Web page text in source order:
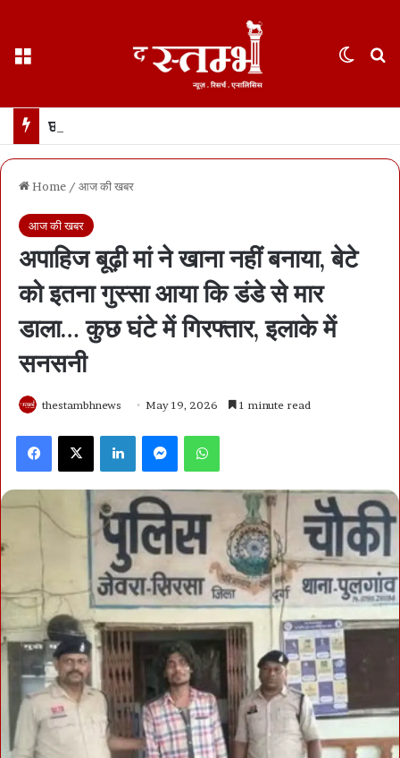
Home / आज की खबर
आज की खबर
अपाहिज बूढ़ी मां ने खाना नहीं बनाया, बेटे
को इतना गुस्सा आया कि डंडे से मार
डाला… कुछ घंटे में गिरफ्तार, इलाके में
सनसनी
thestambhnews May 19, 2026 1 minute read
Facebook X LinkedIn